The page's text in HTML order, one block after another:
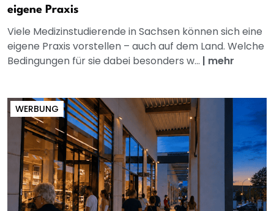
eigene Praxis
Viele Medizinstudierende in Sachsen können sich eine
eigene Praxis vorstellen – auch auf dem Land. Welche
Bedingungen für sie dabei besonders w... | mehr
WERBUNG